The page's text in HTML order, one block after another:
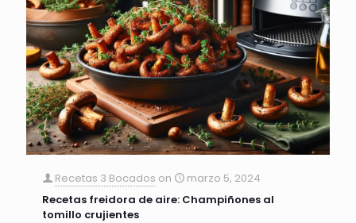
Recetas 3 Bocados on
marzo 5, 2024
Recetas freidora de aire: Champiñones al
tomillo crujientes